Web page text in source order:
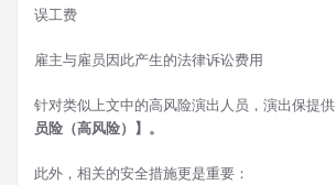
误工费
雇主与雇员因此产生的法律诉讼费用
针对类似上文中的高风险演出人员，演出保提供
员险（高风险）】。
此外，相关的安全措施更是重要：